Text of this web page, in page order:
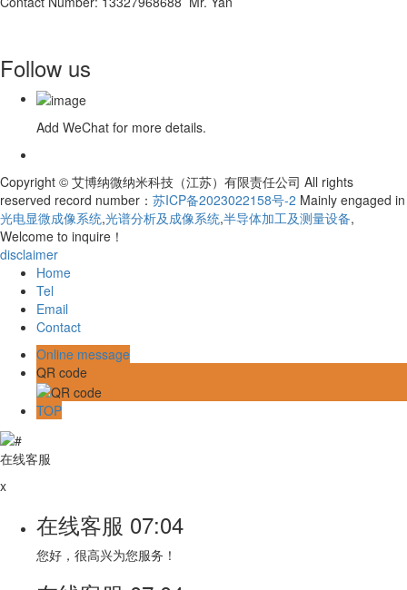
Follow us
Add WeChat for more details.
Copyright © 艾博纳微纳米科技（江苏）有限责任公司 All rights
reserved record number： 苏ICP备2023022158号-2 Mainly engaged in
光电显微成像系统,光谱分析及成像系统,半导体加工及测量设备,
Welcome to inquire！
disclaimer
Home
Tel
Email
Contact
Online message
QR code
TOP
在线客服
x
在线客服 07:04
您好，很高兴为您服务！